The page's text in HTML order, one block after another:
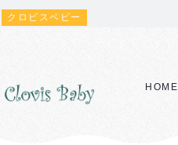
クロビスベビー
HOME